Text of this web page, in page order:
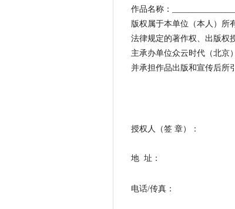
作品名称：
版权属于本单位（本人）所
法律规定的著作权、出版权
主承办单位众云时代（北京）
并承担作品出版和宣传后所
授权人（签 章）：
地 址：
电话/传真：